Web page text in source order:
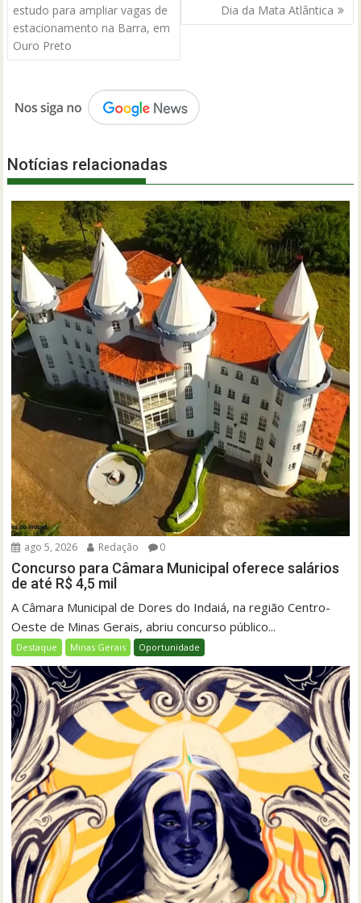
de
Post
estudo para ampliar vagas de
estacionamento na Barra, em
Ouro Preto
Dia da Mata Atlântica
Notícias relacionadas
ago 5, 2026 Redação 0
Concurso para Câmara Municipal oferece salários
de até R$ 4,5 mil
A Câmara Municipal de Dores do Indaiá, na região Centro-
Oeste de Minas Gerais, abriu concurso público...
Destaque Minas Gerais Oportunidade